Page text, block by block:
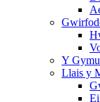
Y
Llais y